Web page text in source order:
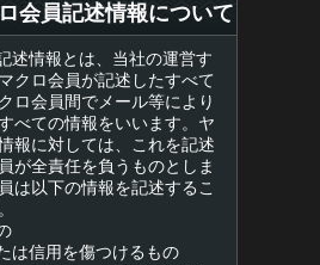
会員記述情報について
述情報とは、当社の運営す
クロ会員が記述したすべて
ロ会員間でメール等により
べての情報をいいます。ヤ
報に対しては、これを記述
が全責任を負うものとしま
は以下の情報を記述するこ
は信用を傷つけるもの